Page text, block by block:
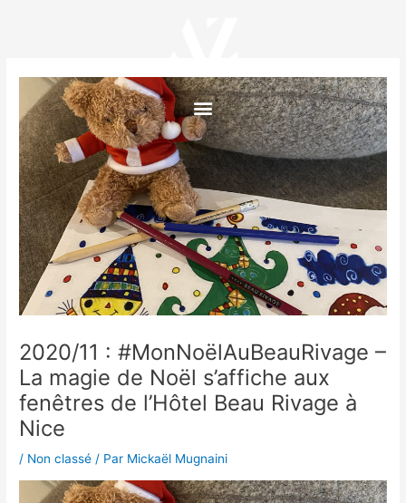
Menu
2020/11 : #MonNoëlAuBeauRivage –
La magie de Noël s’affiche aux
fenêtres de l’Hôtel Beau Rivage à
Nice
/ Non classé / Par Mickaël Mugnaini